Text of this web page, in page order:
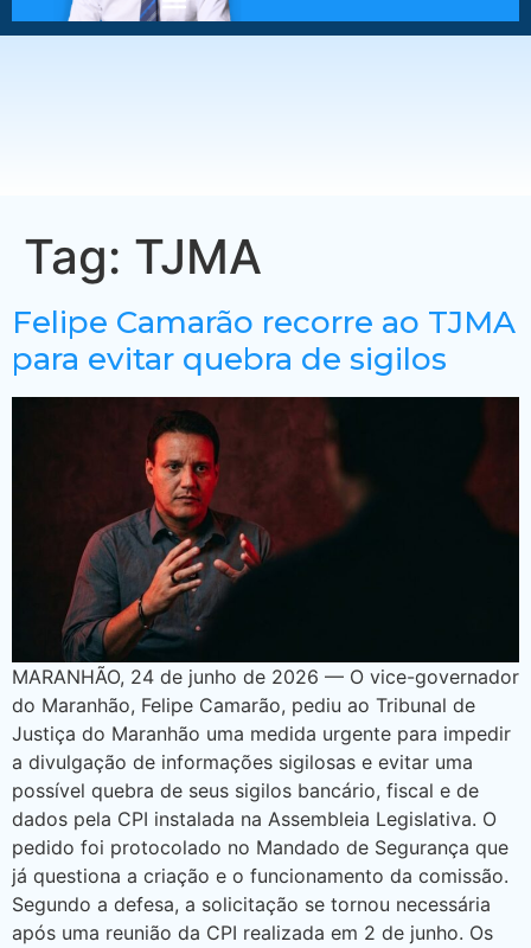
Tag: TJMA
Felipe Camarão recorre ao TJMA
para evitar quebra de sigilos
MARANHÃO, 24 de junho de 2026 — O vice-governador
do Maranhão, Felipe Camarão, pediu ao Tribunal de
Justiça do Maranhão uma medida urgente para impedir
a divulgação de informações sigilosas e evitar uma
possível quebra de seus sigilos bancário, fiscal e de
dados pela CPI instalada na Assembleia Legislativa. O
pedido foi protocolado no Mandado de Segurança que
já questiona a criação e o funcionamento da comissão.
Segundo a defesa, a solicitação se tornou necessária
após uma reunião da CPI realizada em 2 de junho. Os